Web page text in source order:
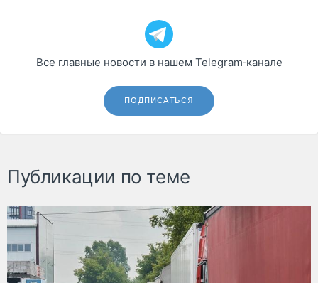
Все главные новости в нашем Telegram‑канале
ПОДПИСАТЬСЯ
Публикации по теме